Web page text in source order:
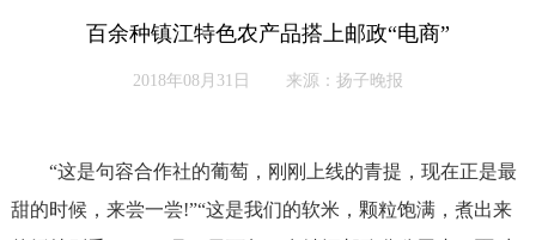
百余种镇江特色农产品搭上邮政“电商”
2018年08月31日 来源：扬子晚报
“这是句容合作社的葡萄，刚刚上线的青提，现在正是最
甜的时候，来尝一尝!”“这是我们的软米，颗粒饱满，煮出来